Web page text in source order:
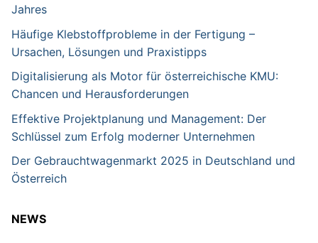
Jahres
Häufige Klebstoffprobleme in der Fertigung –
Ursachen, Lösungen und Praxistipps
Digitalisierung als Motor für österreichische KMU:
Chancen und Herausforderungen
Effektive Projektplanung und Management: Der
Schlüssel zum Erfolg moderner Unternehmen
Der Gebrauchtwagenmarkt 2025 in Deutschland und
Österreich
NEWS